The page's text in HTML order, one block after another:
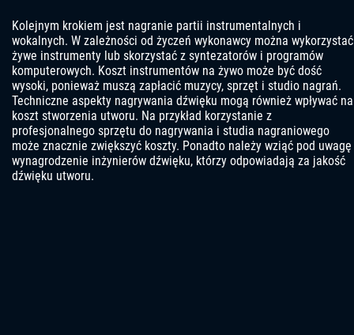
Kolejnym krokiem jest nagranie partii instrumentalnych i
wokalnych. W zależności od życzeń wykonawcy można wykorzystać
żywe instrumenty lub skorzystać z syntezatorów i programów
komputerowych. Koszt instrumentów na żywo może być dość
wysoki, ponieważ muszą zapłacić muzycy, sprzęt i studio nagrań.
Techniczne aspekty nagrywania dźwięku mogą również wpływać na
koszt stworzenia utworu. Na przykład korzystanie z
profesjonalnego sprzętu do nagrywania i studia nagraniowego
może znacznie zwiększyć koszty. Ponadto należy wziąć pod uwagę
wynagrodzenie inżynierów dźwięku, którzy odpowiadają za jakość
dźwięku utworu.